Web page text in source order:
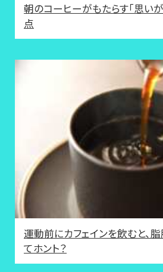
朝のコーヒーがもたらす「思い
点
運動前にカフェインを飲むと、
てホント？